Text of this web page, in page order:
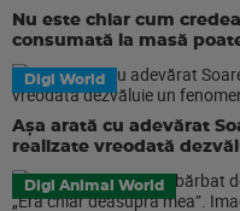
Nu este chiar cum
consumată la masă
Digi World
Așa arată cu adevărat
realizate vreodată
Digi Animal World